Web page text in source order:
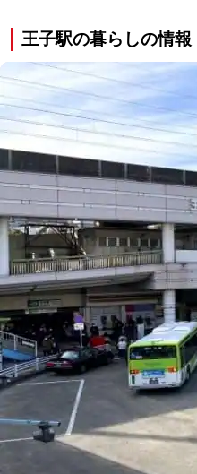
王子駅の暮らしの情報